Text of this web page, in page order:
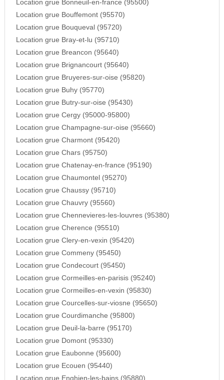
Location grue Bonneuil-en-france (95500)
Location grue Bouffemont (95570)
Location grue Bouqueval (95720)
Location grue Bray-et-lu (95710)
Location grue Breancon (95640)
Location grue Brignancourt (95640)
Location grue Bruyeres-sur-oise (95820)
Location grue Buhy (95770)
Location grue Butry-sur-oise (95430)
Location grue Cergy (95000-95800)
Location grue Champagne-sur-oise (95660)
Location grue Charmont (95420)
Location grue Chars (95750)
Location grue Chatenay-en-france (95190)
Location grue Chaumontel (95270)
Location grue Chaussy (95710)
Location grue Chauvry (95560)
Location grue Chennevieres-les-louvres (95380)
Location grue Cherence (95510)
Location grue Clery-en-vexin (95420)
Location grue Commeny (95450)
Location grue Condecourt (95450)
Location grue Cormeilles-en-parisis (95240)
Location grue Cormeilles-en-vexin (95830)
Location grue Courcelles-sur-viosne (95650)
Location grue Courdimanche (95800)
Location grue Deuil-la-barre (95170)
Location grue Domont (95330)
Location grue Eaubonne (95600)
Location grue Ecouen (95440)
Location grue Enghien-les-bains (95880)